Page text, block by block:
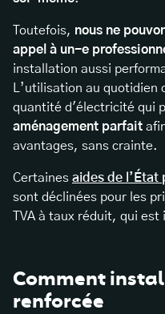
Toutefois, nous ne
appel à un-e
installation aussi
L’utilisation au quotidien
quantité d'électricité qui
aménagement parfait
avantages, sans crainte.
Certaines aides de l’État
sont déclinées pour les
TVA à taux réduit, qui est
Comment
renforcée